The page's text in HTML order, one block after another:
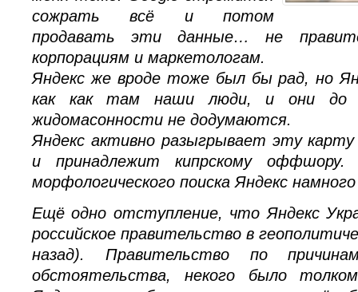
сожрать всё и потом
продавать эти данные… не
корпорациям и маркетологам.
Яндекс же вроде тоже был бы рад, но
как как там наши люди, и они до
жидомасонности не додумаются.
Яндекс активно разыгрывает эту
и принадлежит кипрскому
морфологического поиска Яндекс намного
Ещё одно отступление, что Яндекс
российское правительство в
назад). Правительство по
обстоятельства, некого было